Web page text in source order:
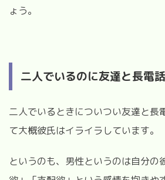
ょう。
二人でいるのに友達と長電
二人でいるときについつい友達と長
て大概彼氏はイライラしています。
というのも、男性というのは自分の